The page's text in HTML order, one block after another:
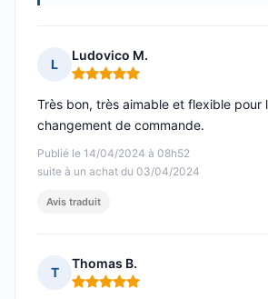
L
Ludovico M.
Note : 5 sur 5
Publié le 14/04/2024 à 08h52
suite à un achat du 03/04/2024
Très bon, très aimable et flexible pour
changement de commande.
Avis traduit
T
Thomas B.
Note : 5 sur 5